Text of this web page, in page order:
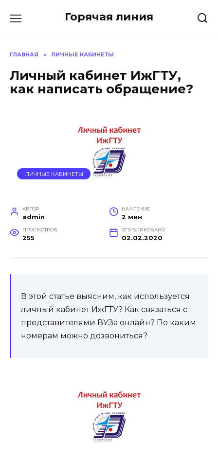
Горячая линия
ГЛАВНАЯ » ЛИЧНЫЕ КАБИНЕТЫ
Личный кабинет ИжГТУ,
как написать обращение?
ЛИЧНЫЕ КАБИНЕТЫ
АВТОР
admin
НА ЧТЕНИЕ
2 мин
ПРОСМОТРОВ
255
ОПУБЛИКОВАНО
02.02.2020
В этой статье выясним, как используется
личный кабинет ИжГТУ? Как связаться с
представителями ВУЗа онлайн? По каким
номерам можно дозвониться?